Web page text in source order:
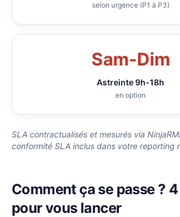
selon urgence (P1 à P3)
Sam-Dim
Astreinte 9h-18h
en option
SLA contractualisés et mesurés via
conformité SLA inclus dans votre reporting
Comment ça se passe ?
pour vous lancer